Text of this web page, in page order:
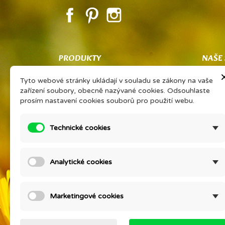
FacebookPinterest
PRODUKTY
Co znamená PSP
Vaše sdílené zkušenosti Vám získají
slevu na oblíbený výrobek
Prohlášení výrobce kosmetiky
Slevy
O
Tyto webové stránky ukládají v souladu se zákony na vaše
zařízení soubory, obecně nazývané cookies. Odsouhlaste
prosím nastavení cookies souborů pro použití webu.
Technické cookies
Analytické cookies
Marketingové cookies